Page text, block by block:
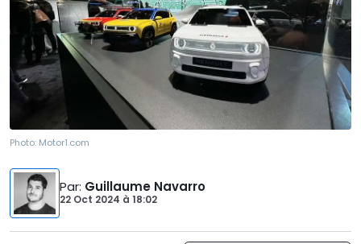
Photo: Motor1.com
Par: Guillaume Navarro
22 Oct 2024 à 18:02